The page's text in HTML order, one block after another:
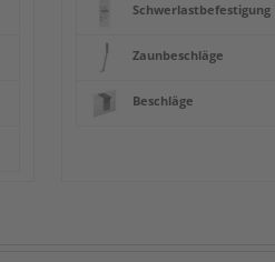
Schwerlastbefestigung
Zaunbeschläge
Beschläge